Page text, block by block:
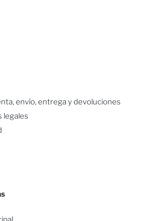
envío, entrega y devoluciones
legales